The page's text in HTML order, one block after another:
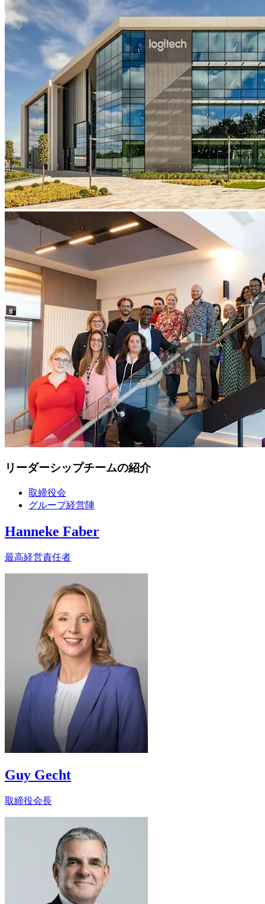
リーダーシップチームの紹介
取締役会
グループ経営陣
Hanneke Faber
最高経営責任者
Guy Gecht
取締役会長